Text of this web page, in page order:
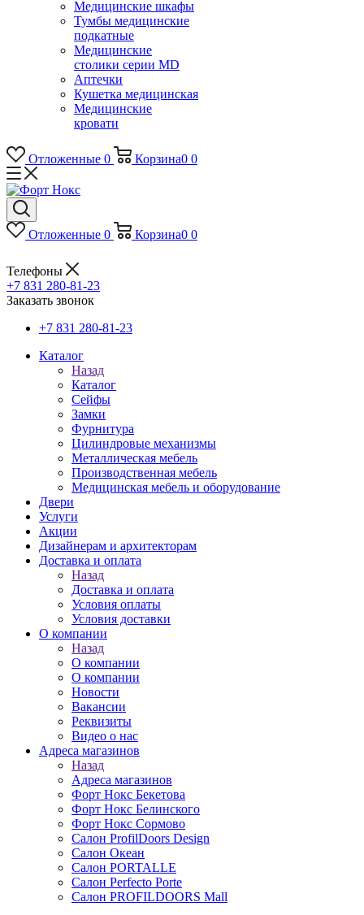
Медицинские шкафы
Тумбы медицинские
подкатные
Медицинские
столики серии MD
Аптечки
Кушетка медицинская
Медицинские
кровати
Отложенные 0 Корзина0 0
Отложенные 0 Корзина0 0
Телефоны
+7 831 280-81-23
Заказать звонок
+7 831 280-81-23
Каталог
Назад
Каталог
Сейфы
Замки
Фурнитура
Цилиндровые механизмы
Металлическая мебель
Производственная мебель
Медицинская мебель и оборудование
Двери
Услуги
Акции
Дизайнерам и архитекторам
Доставка и оплата
Назад
Доставка и оплата
Условия оплаты
Условия доставки
О компании
Назад
О компании
О компании
Новости
Вакансии
Реквизиты
Видео о нас
Адреса магазинов
Назад
Адреса магазинов
Форт Нокс Бекетова
Форт Нокс Белинского
Форт Нокс Сормово
Салон ProfilDoors Design
Салон Океан
Салон PORTALLE
Салон Perfecto Portе
Салон PROFILDOORS Mall